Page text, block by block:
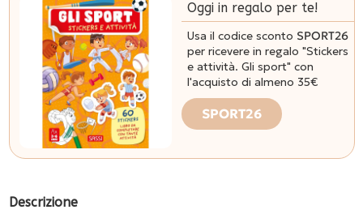
Oggi in regalo per te!
Usa il codice sconto SPORT26
per ricevere in regalo "Stickers
e attività. Gli sport" con
l'acquisto di almeno 35€
SPORT26
Descrizione